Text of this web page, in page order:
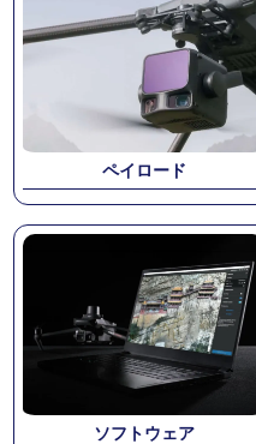
ペイロード
ソフトウェア